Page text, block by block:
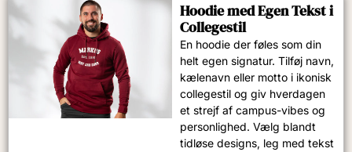
Hoodie med Egen Tekst i
Collegestil
En hoodie der føles som din
helt egen signatur. Tilføj navn,
kælenavn eller motto i ikonisk
collegestil og giv hverdagen
et strejf af campus-vibes og
personlighed. Vælg blandt
tidløse designs, leg med tekst